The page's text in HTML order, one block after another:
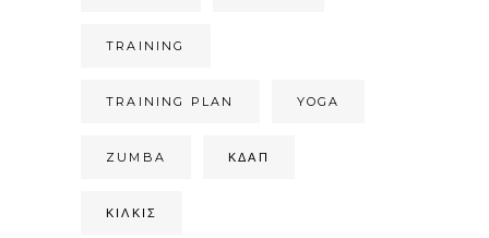
TRAINING
TRAINING PLAN YOGA
ZUMBA ΚΔΑΠ
ΚΙΛΚΊΣ